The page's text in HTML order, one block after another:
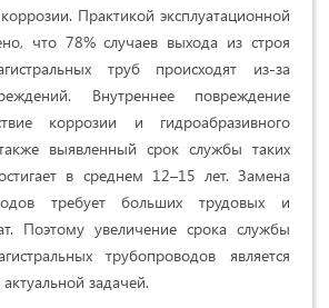
Практикой эксплуатационной
что 78% случаев выхода из строя
труб происходят из-за
Внутреннее повреждение
коррозии и гидроабразивного
выявленный срок службы таких
в среднем 12–15 лет. Замена
требует больших трудовых и
Поэтому увеличение срока службы
трубопроводов является
задачей.